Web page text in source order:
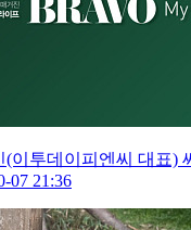
(이투데이피엔씨 대표)
07 21:36